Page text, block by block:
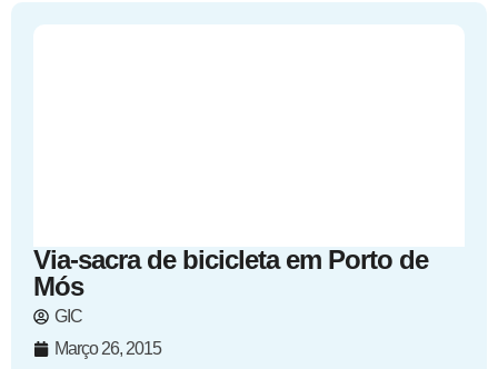
Via-sacra de bicicleta em Porto de
Mós
GIC
Março 26, 2015